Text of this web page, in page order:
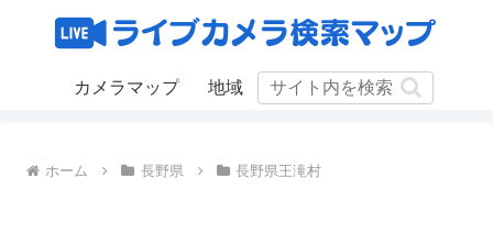
カメラマップ 地域
ホーム 長野県 長野県王滝村